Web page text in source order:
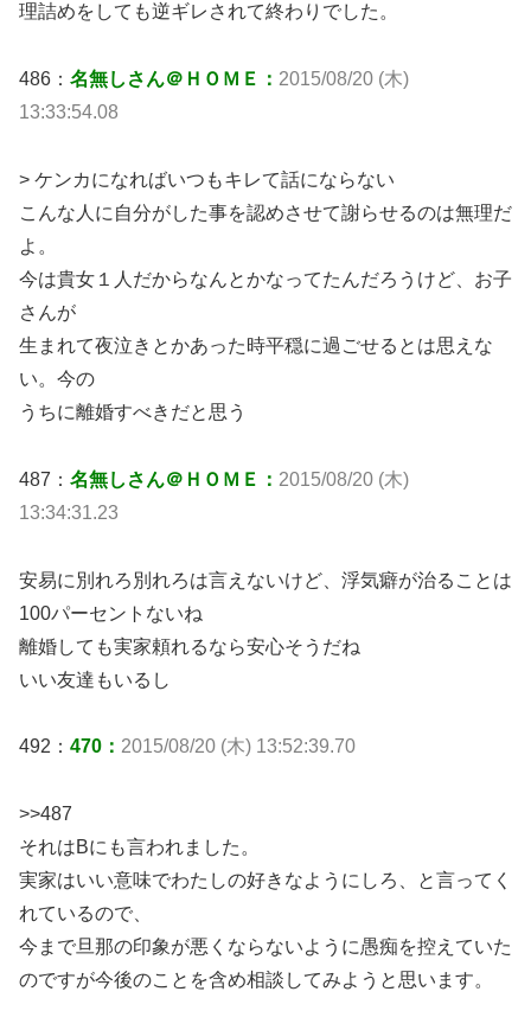
理詰めをしても逆ギレされて終わりでした。
486： 名無しさん＠ＨＯＭＥ： 2015/08/20 (木)
13:33:54.08
> ケンカになればいつもキレて話にならない
こんな人に自分がした事を認めさせて謝らせるのは無理だ
よ。
今は貴女１人だからなんとかなってたんだろうけど、お子
さんが
生まれて夜泣きとかあった時平穏に過ごせるとは思えな
い。今の
うちに離婚すべきだと思う
487： 名無しさん＠ＨＯＭＥ： 2015/08/20 (木)
13:34:31.23
安易に別れろ別れろは言えないけど、浮気癖が治ることは
100パーセントないね
離婚しても実家頼れるなら安心そうだね
いい友達もいるし
492： 470： 2015/08/20 (木) 13:52:39.70
>>487
それはBにも言われました。
実家はいい意味でわたしの好きなようにしろ、と言ってく
れているので、
今まで旦那の印象が悪くならないように愚痴を控えていた
のですが今後のことを含め相談してみようと思います。